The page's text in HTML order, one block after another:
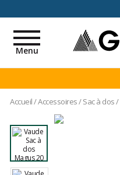
Toggle
navigation
Menu
Accueil/Accessoires/Sac à dos/